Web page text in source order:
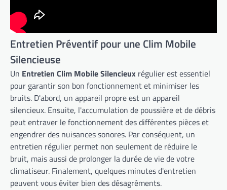
Entretien Préventif pour une Clim Mobile
Silencieuse
Un Entretien Clim Mobile Silencieux régulier est essentiel
pour garantir son bon fonctionnement et minimiser les
bruits. D'abord, un appareil propre est un appareil
silencieux. Ensuite, l'accumulation de poussière et de débris
peut entraver le fonctionnement des différentes pièces et
engendrer des nuisances sonores. Par conséquent, un
entretien régulier permet non seulement de réduire le
bruit, mais aussi de prolonger la durée de vie de votre
climatiseur. Finalement, quelques minutes d'entretien
peuvent vous éviter bien des désagréments.